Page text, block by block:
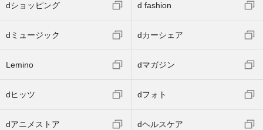
dショッピング d fashion
dミュージック dカーシェア
Lemino dマガジン
dヒッツ dフォト
dアニメストア dヘルスケア